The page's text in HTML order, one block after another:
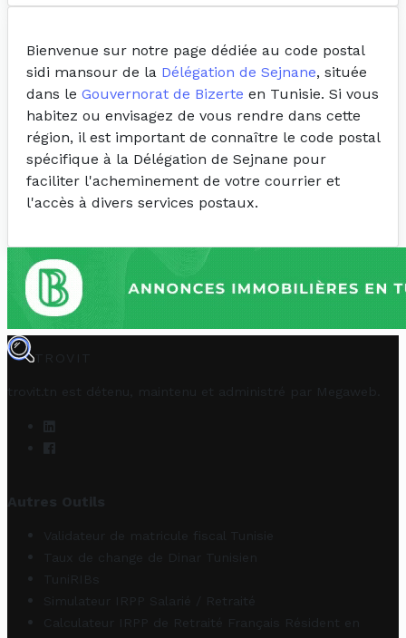
Bienvenue sur notre page dédiée au code postal
sidi mansour de la Délégation de Sejnane, située
dans le Gouvernorat de Bizerte en Tunisie. Si vous
habitez ou envisagez de vous rendre dans cette
région, il est important de connaître le code postal
spécifique à la Délégation de Sejnane pour
faciliter l'acheminement de votre courrier et
l'accès à divers services postaux.
TROVIT
trovit.tn est détenu, maintenu et administré par Megaweb
Autres Outils
Validateur de matricule fiscal Tunisie
Taux de change de Dinar Tunisien
TuniRIBs
Simulateur IRPP Salarié / Retraité
Calculateur IRPP de Retraité Français Résident en